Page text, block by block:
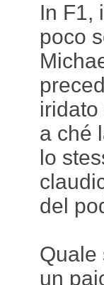
In F1,
poco
a ché
lo
del
Quale
un